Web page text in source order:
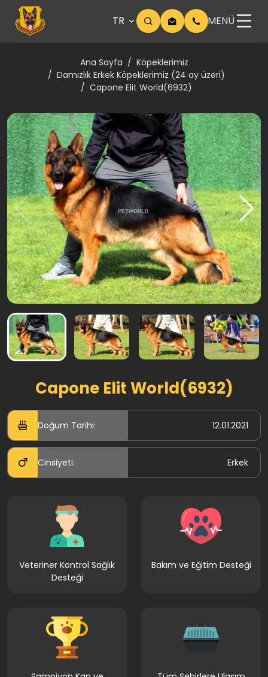
TR MENÜ
Ana Sayfa
Köpeklerimiz
Damızlık Erkek Köpeklerimiz (24 ay üzeri)
Capone Elit World(6932)
Capone Elit World(6932)
Doğum Tarihi: 12.01.2021
Cinsiyeti: Erkek
Veteriner Kontrol Sağlık
Desteği
Bakım ve Eğitim Desteği